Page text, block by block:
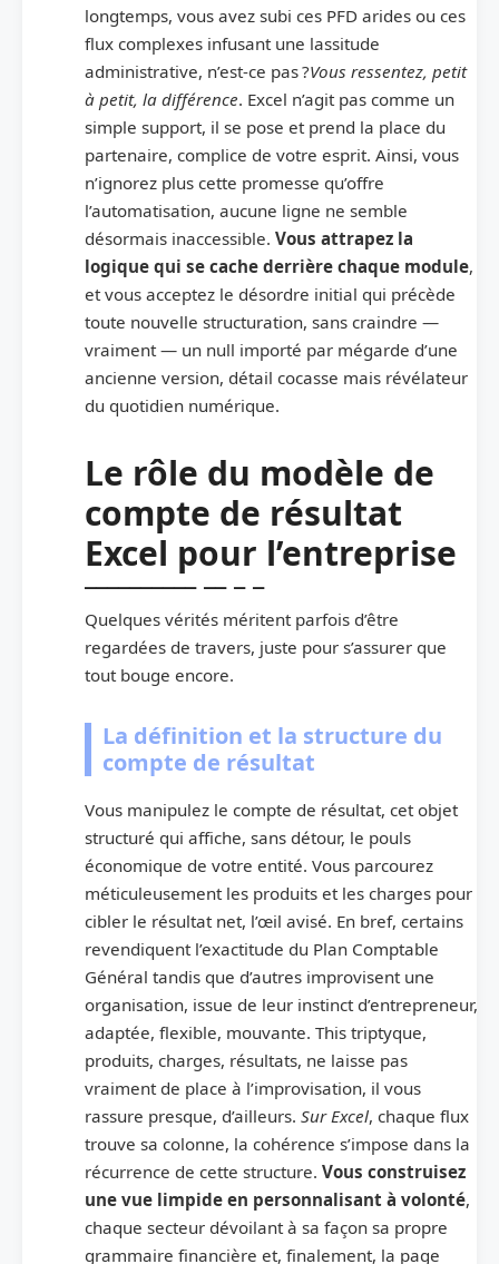
longtemps, vous avez subi ces PFD arides ou ces
flux complexes infusant une lassitude
administrative, n’est-ce pas ?Vous ressentez, petit
à petit, la différence. Excel n’agit pas comme un
simple support, il se pose et prend la place du
partenaire, complice de votre esprit. Ainsi, vous
n’ignorez plus cette promesse qu’offre
l’automatisation, aucune ligne ne semble
désormais inaccessible. Vous attrapez la
logique qui se cache derrière chaque module,
et vous acceptez le désordre initial qui précède
toute nouvelle structuration, sans craindre —
vraiment — un null importé par mégarde d’une
ancienne version, détail cocasse mais révélateur
du quotidien numérique.
Le rôle du modèle de
compte de résultat
Excel pour l’entreprise
Quelques vérités méritent parfois d’être
regardées de travers, juste pour s’assurer que
tout bouge encore.
La définition et la structure du
compte de résultat
Vous manipulez le compte de résultat, cet objet
structuré qui affiche, sans détour, le pouls
économique de votre entité. Vous parcourez
méticuleusement les produits et les charges pour
cibler le résultat net, l’œil avisé. En bref, certains
revendiquent l’exactitude du Plan Comptable
Général tandis que d’autres improvisent une
organisation, issue de leur instinct d’entrepreneur,
adaptée, flexible, mouvante. This triptyque,
produits, charges, résultats, ne laisse pas
vraiment de place à l’improvisation, il vous
rassure presque, d’ailleurs. Sur Excel, chaque flux
trouve sa colonne, la cohérence s’impose dans la
récurrence de cette structure. Vous construisez
une vue limpide en personnalisant à volonté,
chaque secteur dévoilant à sa façon sa propre
grammaire financière et, finalement, la page